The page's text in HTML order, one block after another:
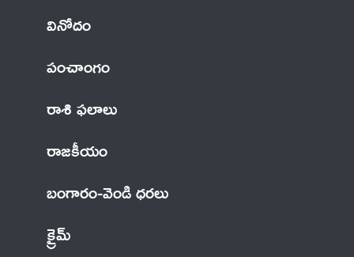
వినోదం
పంచాంగం
రాశి ఫలాలు
రాజకీయం
బంగారం-వెండి ధరలు
క్రైమ్